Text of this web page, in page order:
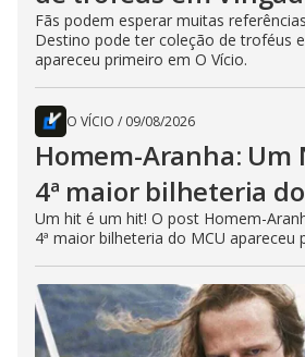
Fãs podem esperar muitas
Destino pode ter coleção de troféus
apareceu primeiro em O Vício.
O VÍCIO / 09/08/2026
Homem-Aranha: Um
4ª maior bilheteria
Um hit é um hit! O post Homem-
4ª maior bilheteria do MCU apareceu